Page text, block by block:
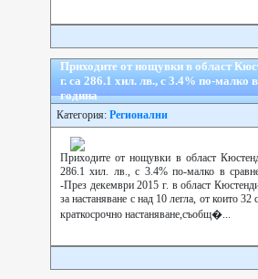
Приходите от нощувки в област
г. са 286.1 хил. лв., с 3.4% по-малко
година
Категория: Регионални
Приходите от нощувки в област
286.1 хил. лв., с 3.4% по-малко в
-През декември 2015 г. в област
за настаняване с над 10 легла, от които
краткосрочно настаняване,съобщ�...